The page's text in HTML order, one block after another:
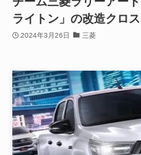
ライトン」の改造クロ
2024年3月26日 三菱